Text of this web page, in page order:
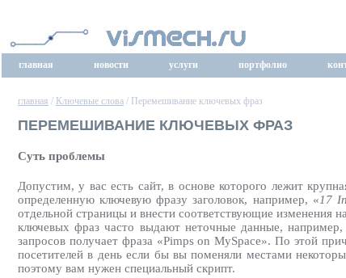
главная новости услуги портфолио
главная / Ключевые слова / Перемешивание ключевых фраз
ПЕРЕМЕШИВАНИЕ КЛЮЧЕВЫХ ФРАЗ
Суть проблемы
Допустим, у вас есть сайт, в основе которого лежит
определенную ключевую фразу заголовок, например, «17
отдельной страницы и внести соответствующие изменения
ключевых фраз часто выдают неточные данные,
запросов получает фраза «Pimps on MySpace». По этой
посетителей в день если бы вы поменяли местами
поэтому вам нужен специальный скрипт.